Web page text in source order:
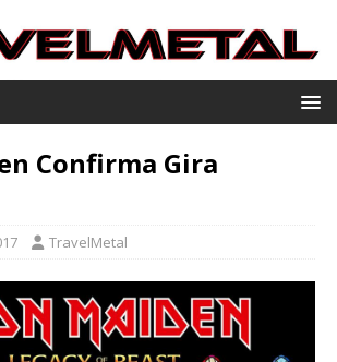
Confirma Gira
TravelMetal